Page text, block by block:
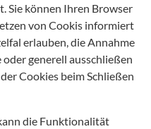
Sie können Ihren Browser
von Cookis informiert
erlauben, die Annahme
generell ausschließen
Cookies beim Schließen
die Funktionalität